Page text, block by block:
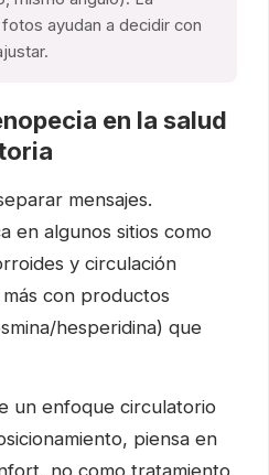
ayudan a decidir con
en la salud
mensajes.
en algunos sitios como
y circulación
con productos
hesperidina) que
un enfoque circulatorio
piensa en
no como tratamiento